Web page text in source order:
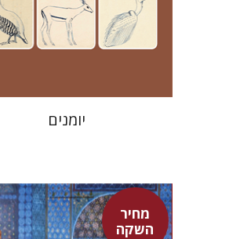
מחיר השקה
$35
$24
יומנים
מחיר
השקה